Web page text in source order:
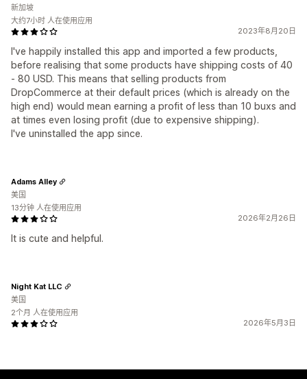
2023年8月20日
I've happily installed this app and imported a few products,
before realising that some products have shipping costs of 40
- 80 USD. This means that selling products from
DropCommerce at their default prices (which is already on the
high end) would mean earning a profit of less than 10 buxs and
at times even losing profit (due to expensive shipping).
I've uninstalled the app since.
新加坡
大约7小时 人在使用应用
2026年2月26日
It is cute and helpful.
Adams Alley
美国
13分钟 人在使用应用
2026年5月3日
Night Kat LLC
美国
2个月 人在使用应用